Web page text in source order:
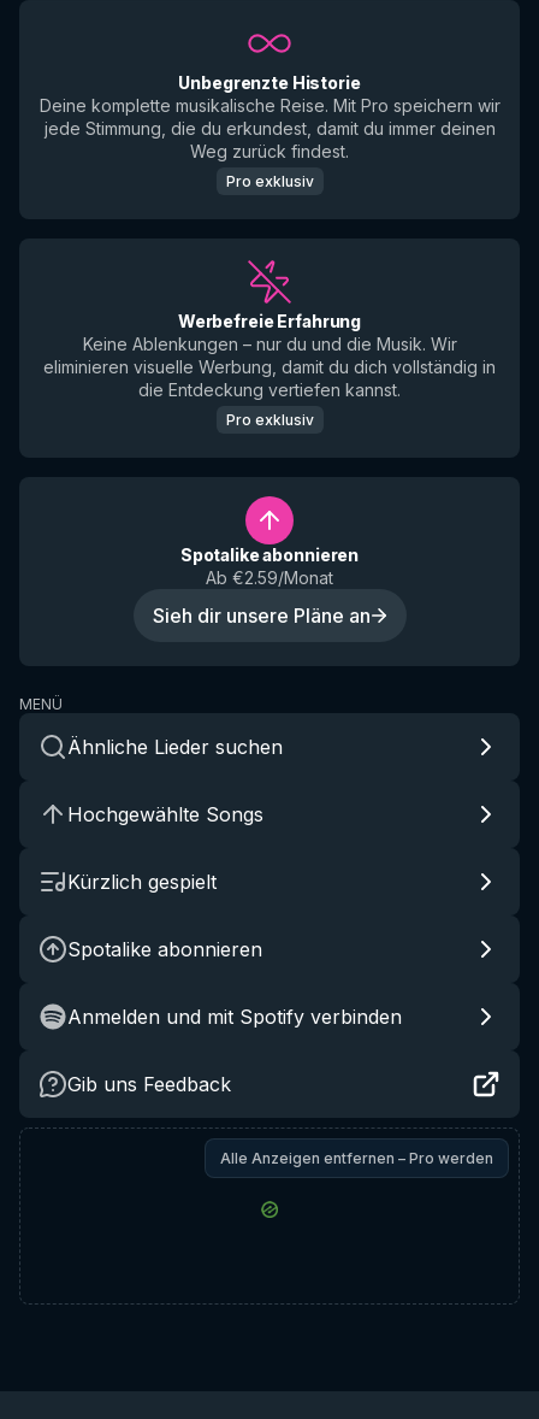
Unbegrenzte Historie
Deine komplette musikalische Reise. Mit Pro speichern wir
jede Stimmung, die du erkundest, damit du immer deinen
Weg zurück findest.
Pro exklusiv
Werbefreie Erfahrung
Keine Ablenkungen – nur du und die Musik. Wir
eliminieren visuelle Werbung, damit du dich vollständig in
die Entdeckung vertiefen kannst.
Pro exklusiv
Spotalike abonnieren
Ab €2.59/Monat
Sieh dir unsere Pläne an
MENÜ
Ähnliche Lieder suchen
Hochgewählte Songs
Kürzlich gespielt
Spotalike abonnieren
Anmelden und mit Spotify verbinden
Gib uns Feedback
Alle Anzeigen entfernen – Pro werden